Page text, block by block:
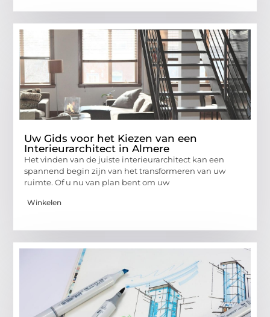
Uw Gids voor het Kiezen van een
Interieurarchitect in Almere
Het vinden van de juiste interieurarchitect kan een
spannend begin zijn van het transformeren van uw
ruimte. Of u nu van plan bent om uw
Winkelen